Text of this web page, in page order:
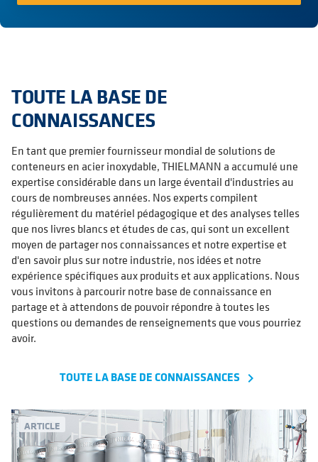
TOUTE LA BASE DE
CONNAISSANCES
En tant que premier fournisseur mondial de solutions de
conteneurs en acier inoxydable, THIELMANN a accumulé une
expertise considérable dans un large éventail d'industries au
cours de nombreuses années. Nos experts compilent
régulièrement du matériel pédagogique et des analyses telles
que nos livres blancs et études de cas, qui sont un excellent
moyen de partager nos connaissances et notre expertise et
d'en savoir plus sur notre industrie, nos idées et notre
expérience spécifiques aux produits et aux applications. Nous
vous invitons à parcourir notre base de connaissance en
partage et à attendons de pouvoir répondre à toutes les
questions ou demandes de renseignements que vous pourriez
avoir.
TOUTE LA BASE DE CONNAISSANCES navigate_next
ARTICLE